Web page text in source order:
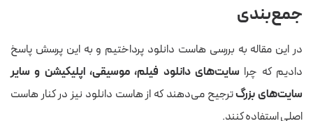
جمع‌بندی
در این مقاله به بررسی هاست دانلود پرداختیم و به این پرسش پاسخ
دادیم که چرا سایت‌های دانلود فیلم، موسیقی، اپلیکیشن و سایر
سایت‌های بزرگترجیح می‌دهند که از هاست دانلود نیز در کنار هاست
اصلی استفاده کنند.